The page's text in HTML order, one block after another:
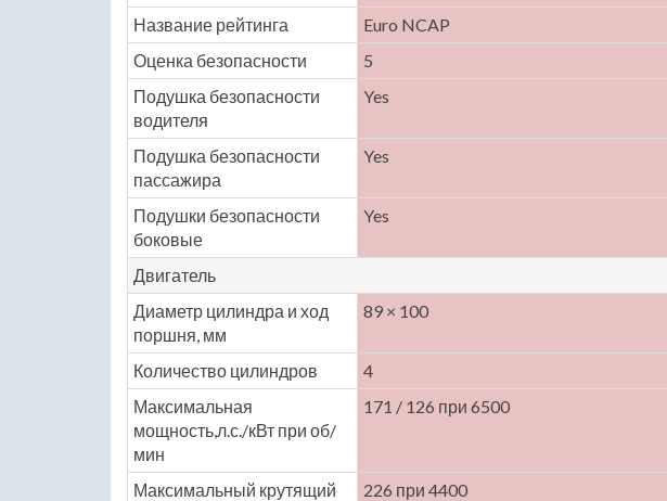
Название рейтинга
Euro NCAP
Оценка безопасности
5
Подушка безопасности
водителя
Yes
Подушка безопасности
пассажира
Yes
Подушки безопасности
боковые
Yes
Двигатель
Диаметр цилиндра и ход
поршня, мм
89 × 100
Количество цилиндров 4
Максимальная
мощность,л.с./кВт при об/
мин
171 / 126 при 6500
Максимальный крутящий
226 при 4400